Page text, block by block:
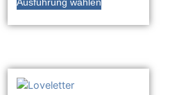
Ausführung wählen